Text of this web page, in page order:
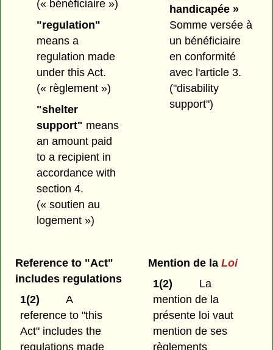
(« bénéficiaire »)
"regulation"
means a
regulation made
under this Act.
(« règlement »)
"shelter
support" means
an amount paid
to a recipient in
accordance with
section 4.
(« soutien au
logement »)
handicapée »
Somme versée à
un bénéficiaire
en conformité
avec l'article 3.
("disability
support")
Reference to "Act"
includes regulations
1(2)
A
reference to "this
Act" includes the
regulations made
Mention de la Loi
1(2)
La
mention de la
présente loi vaut
mention de ses
règlements